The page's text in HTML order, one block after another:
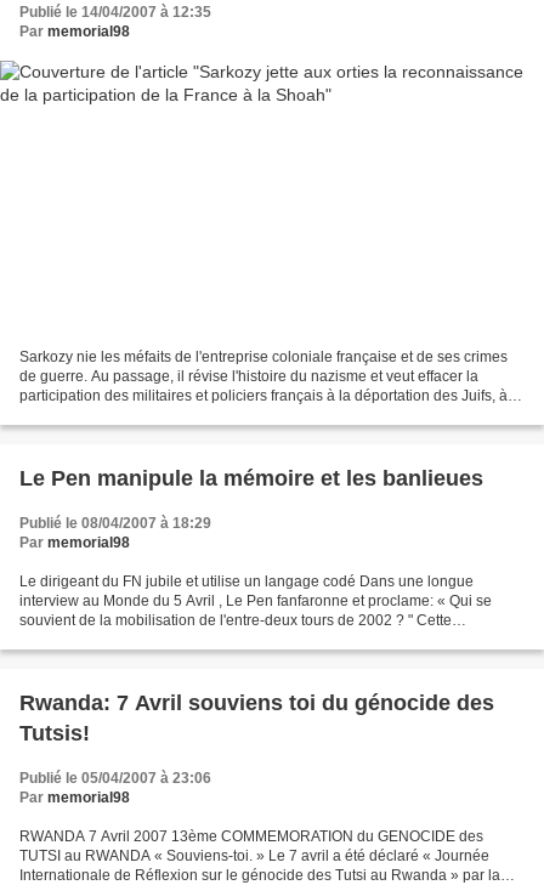
Publié le 14/04/2007 à 12:35
Par memorial98
Sarkozy nie les méfaits de l'entreprise coloniale française et de ses crimes
de guerre. Au passage, il révise l'histoire du nazisme et veut effacer la
participation des militaires et policiers français à la déportation des Juifs, à la
Le Pen manipule la mémoire et les banlieues
Publié le 08/04/2007 à 18:29
Par memorial98
Le dirigeant du FN jubile et utilise un langage codé Dans une longue
interview au Monde du 5 Avril , Le Pen fanfaronne et proclame: « Qui se
souvient de la mobilisation de l'entre-deux tours de 2002 ? " Cette
Rwanda: 7 Avril souviens toi du génocide des
Tutsis!
Publié le 05/04/2007 à 23:06
Par memorial98
RWANDA 7 Avril 2007 13ème COMMEMORATION du GENOCIDE des
TUTSI au RWANDA « Souviens-toi. » Le 7 avril a été déclaré « Journée
Internationale de Réflexion sur le génocide des Tutsi au Rwanda » par la